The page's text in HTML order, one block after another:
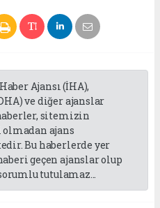
Ajansı (İHA),
ve diğer ajanslar
sitemizin
ajans
Bu haberlerde yer
geçen ajanslar olup
tutulamaz...